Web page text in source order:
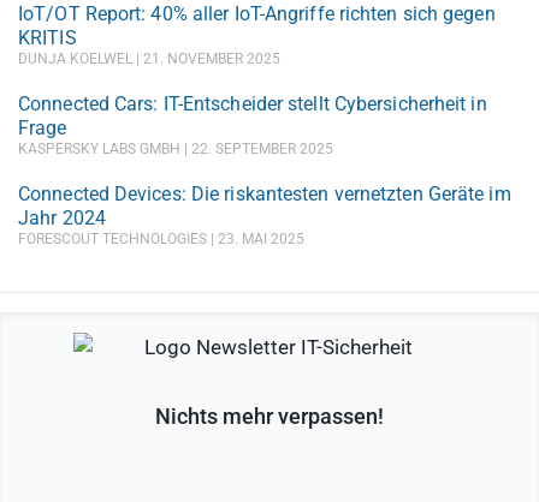
IoT/OT Report: 40% aller IoT-Angriffe richten sich gegen
KRITIS
DUNJA KOELWEL 21. NOVEMBER 2025
Connected Cars: IT-Entscheider stellt Cybersicherheit in
Frage
KASPERSKY LABS GMBH 22. SEPTEMBER 2025
Connected Devices: Die riskantesten vernetzten Geräte im
Jahr 2024
FORESCOUT TECHNOLOGIES 23. MAI 2025
Nichts mehr verpassen!